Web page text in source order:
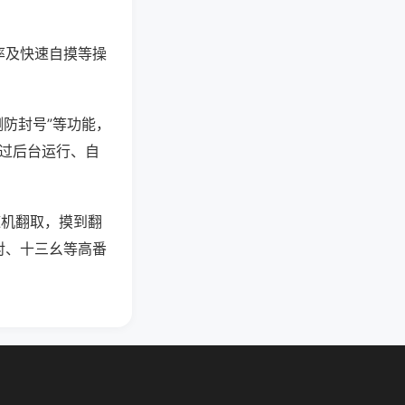
及快速自摸等操
封号”等功能，
后台运行、自
翻取，摸到翻
十三幺等高番